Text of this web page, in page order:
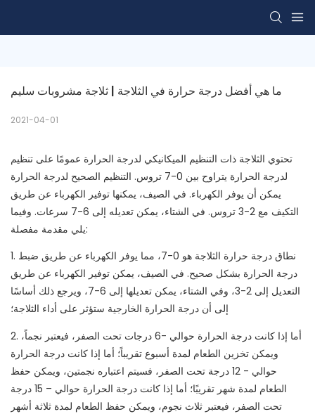
ما هي أفضل درجة حرارة في الثلاجة | ثلاجة مشروبات سليم
2021-04-01
تحتوي الثلاجة ذات التنظيم الميكانيكي لدرجة الحرارة عمومًا على تنظيم
لدرجة الحرارة يتراوح بين 0-7 تروس. التنظيم الصحيح لدرجة الحرارة
يمكن أن يوفر الكهرباء. في الصيف، يمكنها توفير الكهرباء عن طريق
التكيف مع 2-3 تروس. في الشتاء، يمكن تعديله إلى 6-7 سرعات. وفيما
يلي مقدمة مفصلة:
1. نطاق درجة حرارة الثلاجة هو 0-7، مما يوفر الكهرباء عن طريق ضبط
درجة الحرارة بشكل صحيح. في الصيف، يمكن توفير الكهرباء عن طريق
التعديل إلى 2-3، وفي الشتاء، يمكن تعديلها إلى 6-7، ويرجع ذلك أساسًا
إلى أن درجة الحرارة الخارجية ستؤثر على أداء الثلاجة؛
2. أما إذا كانت درجة الحرارة حوالي -6 درجات تحت الصفر، فيعتبر نجماً،
ويمكن تخزين الطعام لمدة أسبوع تقريباً؛ أما إذا كانت درجة الحرارة
حوالي - 12 درجة تحت الصفر، فسيتم اعتباره نجمتين، ويمكن حفظ
الطعام لمدة شهر تقريبًا؛ أما إذا كانت درجة الحرارة حوالي – 15 درجة
تحت الصفر، فيعتبر ثلاث نجوم، ويمكن حفظ الطعام لمدة ثلاثة أشهر